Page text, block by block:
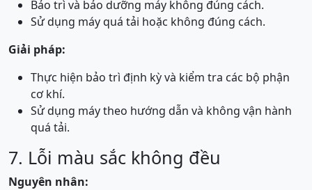
Bảo trì và bảo dưỡng máy không đúng cách.
Sử dụng máy quá tải hoặc không đúng cách.
Giải pháp:
Thực hiện bảo trì định kỳ và kiểm tra các bộ phận
cơ khí.
Sử dụng máy theo hướng dẫn và không vận hành
quá tải.
7. Lỗi màu sắc không đều
Nguyên nhân: